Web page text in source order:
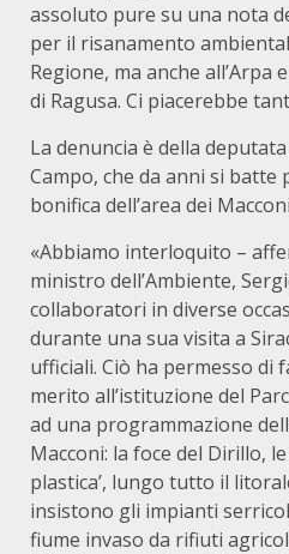
assoluto pure su una nota
per il risanamento
Regione, ma anche all’Arpa
di Ragusa. Ci piacerebbe
La denuncia è della
Campo, che da anni si batte
bonifica dell’area dei
«Abbiamo interloquito –
ministro dell’Ambiente,
collaboratori in diverse
durante una sua visita a
ufficiali. Ciò ha permesso di
merito all’istituzione del
ad una programmazione
Macconi: la foce del Dirillo,
plastica’, lungo tutto il
insistono gli impianti
fiume invaso da rifiuti